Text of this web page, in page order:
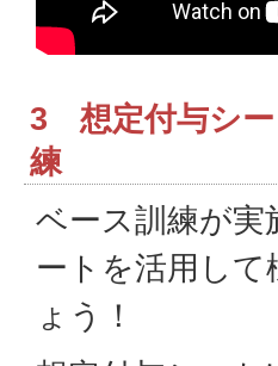
3 想定付与シー
練
ベース訓練が実
ートを活用し
ょう！